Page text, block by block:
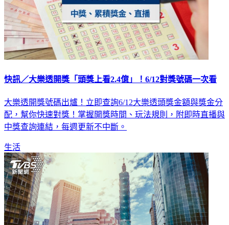
快訊／大樂透開獎「頭獎上看2.4億」！6/12對獎號碼一次看
大樂透開獎號碼出爐！立即查詢6/12大樂透頭獎金額與獎金分
配，幫你快速對獎！掌握開獎時間、玩法規則，附即時直播與
中獎查詢連結，每週更新不中斷。
生活